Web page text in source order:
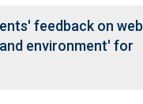
feedback on web
environment' for